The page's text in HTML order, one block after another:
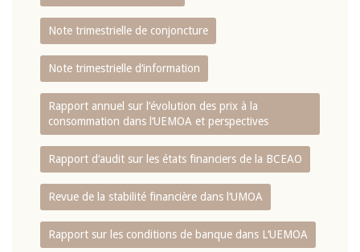
Note trimestrielle de conjoncture
Note trimestrielle d‘information
Rapport annuel sur l‘évolution des prix à la
consommation dans l‘UEMOA et perspectives
Rapport d‘audit sur les états financiers de la BCEAO
Revue de la stabilité financière dans l‘UMOA
Rapport sur les conditions de banque dans L‘UEMOA